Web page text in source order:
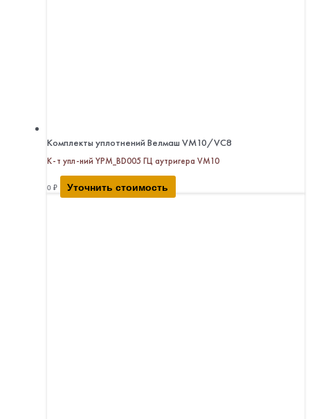
Комплекты уплотнений Велмаш VM10/VC8
К-т упл-ний YPM_BD005 ГЦ аутригера VM10
0 ₽ Уточнить стоимость